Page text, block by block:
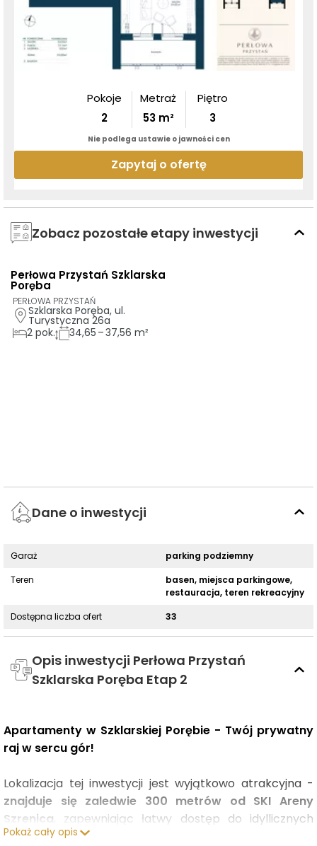
Pokoje
2
Metraż
53m²
Piętro
3
Nie podlega ustawie o jawności cen
Zapytaj o ofertę
Zobacz pozostałe etapy inwestycji
GOTOWE DO ODBIORU
Perłowa Przystań Szklarska
Poręba
PERŁOWA PRZYSTAŃ
Szklarska Poręba, ul.
Turystyczna 26a
2 pok. 34,65 – 37,56 m²
Dane o inwestycji
Garaż
parking podziemny
Teren
basen, miejsca parkingowe,
restauracja, teren rekreacyjny
Dostępna liczba ofert
33
Opis inwestycji Perłowa Przystań
Szklarska Poręba Etap 2
Apartamenty w Szklarskiej Porębie - Twój prywatny
raj w sercu gór!
Lokalizacja tej inwestycji jest wyjątkowo atrakcyjna -
znajduje się zaledwie 300 metrów od SKI Areny
Szrenica , zapewniając łatwy dostęp do idyllicznych
ścieżek Karkonoskiego Parku Narodowego.
Pokaż cały opis